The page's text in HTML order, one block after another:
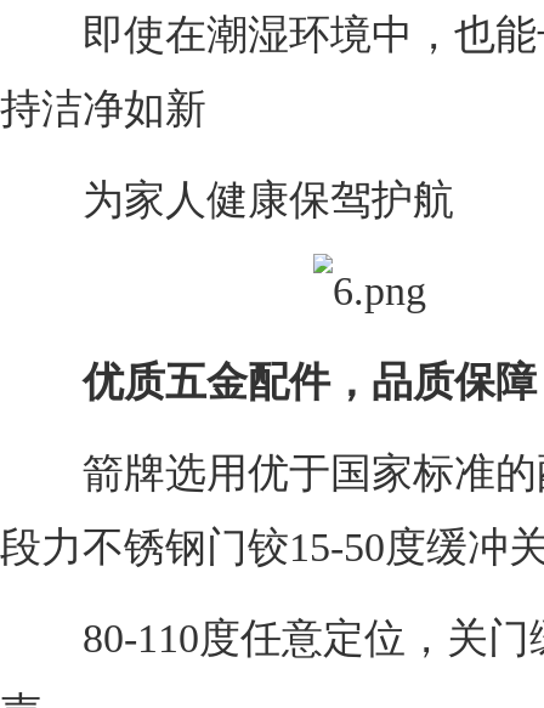
即使在潮湿环境中，也能
持洁净如新
为家人健康保驾护航
优质五金配件，品质保障
箭牌选用优于国家标准的
段力不锈钢门铰15-50度缓冲
80-110度任意定位，关门